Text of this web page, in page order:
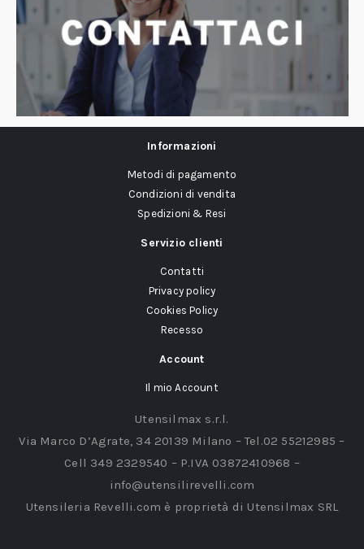
Informazioni
Metodi di pagamento
Condizioni di vendita
Spedizioni & Resi
Servizio clienti
Contatti
Privacy policy
Cookies Policy
Recesso
Account
Il mio Account
Utensilmax s.r.l.
Via Marco D’Agrate, 34 20139 Milano – Tel.02 55212985 –
Cell 349 2329540 – P.IVA 03872410968 –
info@utensilirevelli.com
Utensileria Revelli.com è proprietà di Utensilmax SRL